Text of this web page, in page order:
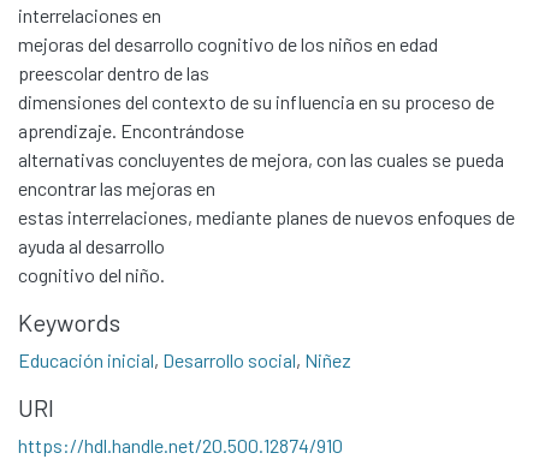
interrelaciones en
mejoras del desarrollo cognitivo de los niños en edad
preescolar dentro de las
dimensiones del contexto de su influencia en su proceso de
aprendizaje. Encontrándose
alternativas concluyentes de mejora, con las cuales se pueda
encontrar las mejoras en
estas interrelaciones, mediante planes de nuevos enfoques de
ayuda al desarrollo
cognitivo del niño.
Keywords
Educación inicial, Desarrollo social, Niñez
URI
https://hdl.handle.net/20.500.12874/910